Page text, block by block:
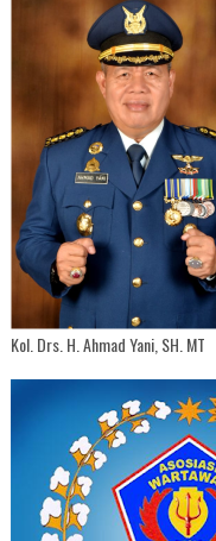
Kol. Drs. H. Ahmad Yani, SH. MT